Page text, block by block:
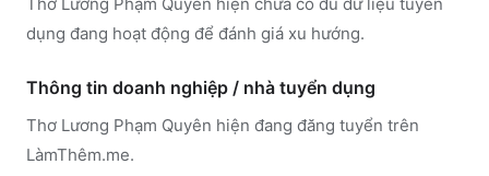
dụng đang hoạt động để đánh giá xu hướng.
Thông tin doanh nghiệp / nhà tuyển dụng
Thơ Lương Phạm Quyên hiện đang đăng tuyển trên
LàmThêm.me.